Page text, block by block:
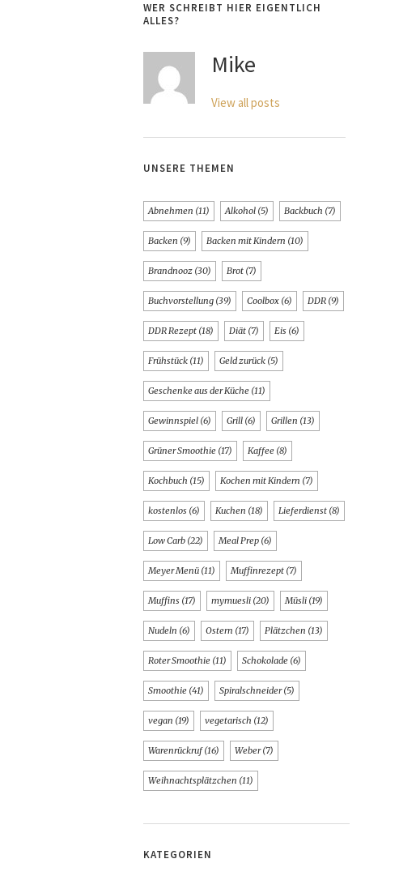
WER SCHREIBT HIER EIGENTLICH
ALLES?
Mike
View all posts
UNSERE THEMEN
Abnehmen (11) Alkohol (5) Backbuch (7)
Backen (9) Backen mit Kindern (10)
Brandnooz (30) Brot (7)
Buchvorstellung (39) Coolbox (6) DDR (9)
DDR Rezept (18) Diät (7) Eis (6)
Frühstück (11) Geld zurück (5)
Geschenke aus der Küche (11)
Gewinnspiel (6) Grill (6) Grillen (13)
Grüner Smoothie (17) Kaffee (8)
Kochbuch (15) Kochen mit Kindern (7)
kostenlos (6) Kuchen (18) Lieferdienst (8)
Low Carb (22) Meal Prep (6)
Meyer Menü (11) Muffinrezept (7)
Muffins (17) mymuesli (20) Müsli (19)
Nudeln (6) Ostern (17) Plätzchen (13)
Roter Smoothie (11) Schokolade (6)
Smoothie (41) Spiralschneider(5)
vegan (19) vegetarisch (12)
Warenrückruf(16) Weber(7)
Weihnachtsplätzchen (11)
KATEGORIEN